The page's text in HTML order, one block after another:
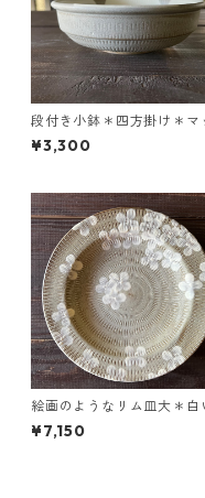
段付き小鉢＊四方掛け＊マ
ト
¥3,300
絵画のようなリム皿大＊白
花「Vind（ヴィンド）」＊
ット
¥7,150